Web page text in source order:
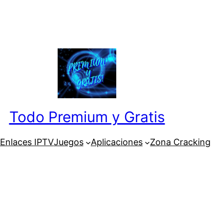
Todo Premium y Gratis
Enlaces IPTVJuegos Aplicaciones Zona Cracking